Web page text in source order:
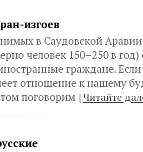
изгоев
в Саудовской Аравии
человек 150–250 в год)
граждане.
отношение к нашему
поговорим {Читайте